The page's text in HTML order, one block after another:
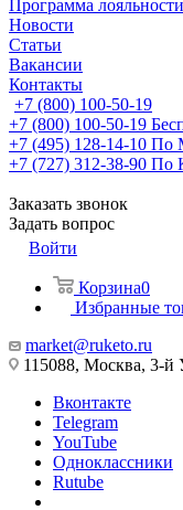
Программа лояльности
Новости
Статьи
Вакансии
Контакты
+7 (800) 100-50-19
+7 (800) 100-50-19
+7 (495) 128-14-10 По
+7 (727) 312-38-90 По
Заказать звонок
Задать вопрос
Войти
Корзина0
Избранные
market@ruketo.ru
115088, Москва, 3-й
Вконтакте
Telegram
YouTube
Одноклассники
Rutube